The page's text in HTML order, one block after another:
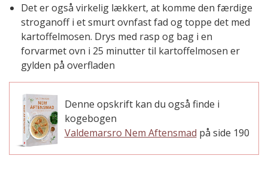
Det er også virkelig lækkert, at komme den færdige
stroganoff i et smurt ovnfast fad og toppe det med
kartoffelmosen. Drys med rasp og bag i en
forvarmet ovn i 25 minutter til kartoffelmosen er
gylden på overfladen
Denne opskrift kan du også finde i
kogebogen
Valdemarsro Nem Aftensmad på side 190